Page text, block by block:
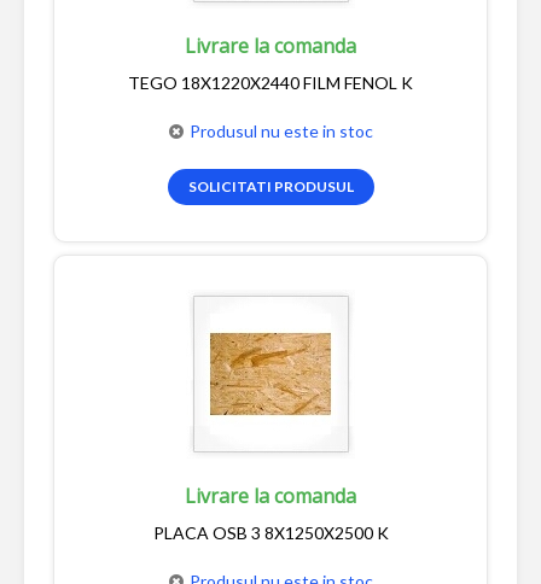
Livrare la comanda
TEGO 18X1220X2440 FILM FENOL K
Produsul nu este in stoc
SOLICITATI PRODUSUL
Livrare la comanda
PLACA OSB 3 8X1250X2500 K